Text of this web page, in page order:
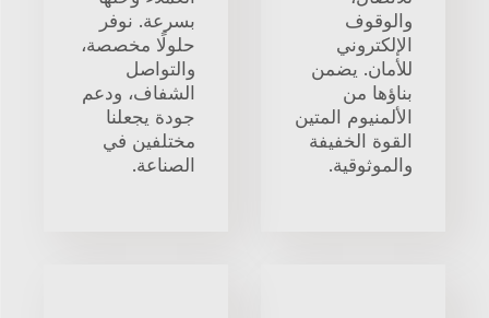
والوقوف
الإلكتروني
للأمان. يضمن
بناؤها من
الألمنيوم المتين
القوة الخفيفة
والموثوقية.
بسرعة. نوفر
حلولًا مخصصة،
والتواصل
الشفاف، ودعم
جودة يجعلنا
مختلفين في
الصناعة.